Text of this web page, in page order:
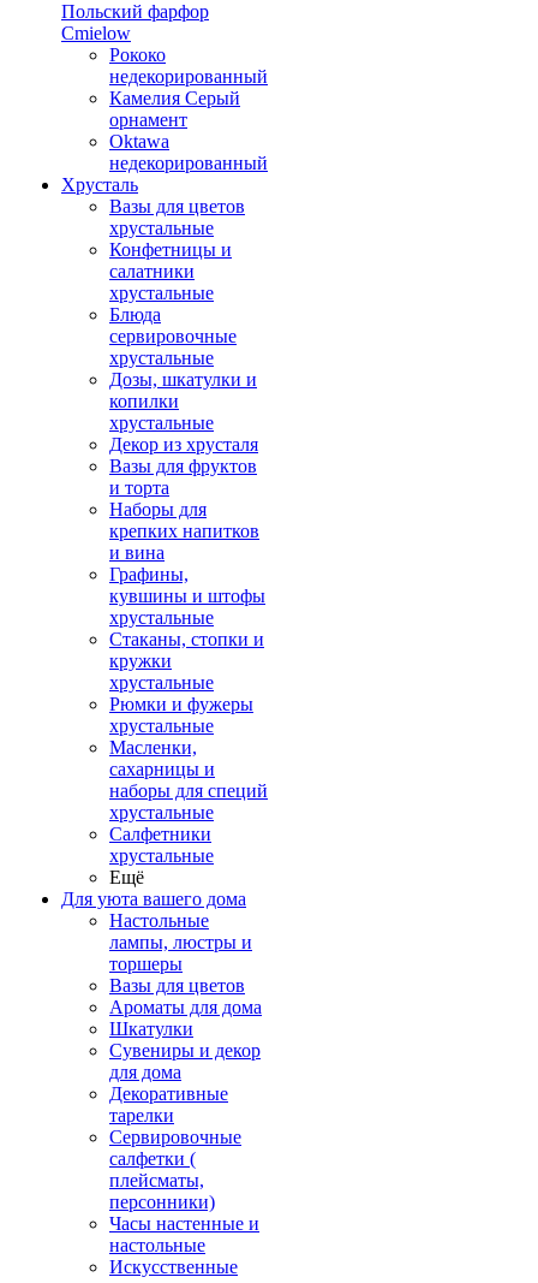
Польский фарфор
Сmielow
Рококо
недекорированный
Камелия Серый
орнамент
Oktawa
недекорированный
Хрусталь
Вазы для цветов
хрустальные
Конфетницы и
салатники
хрустальные
Блюда
сервировочные
хрустальные
Дозы, шкатулки и
копилки
хрустальные
Декор из хрусталя
Вазы для фруктов
и торта
Наборы для
крепких напитков
и вина
Графины,
кувшины и штофы
хрустальные
Стаканы, стопки и
кружки
хрустальные
Рюмки и фужеры
хрустальные
Масленки,
сахарницы и
наборы для специй
хрустальные
Салфетники
хрустальные
Ещё
Для уюта вашего дома
Настольные
лампы, люстры и
торшеры
Вазы для цветов
Ароматы для дома
Шкатулки
Сувениры и декор
для дома
Декоративные
тарелки
Сервировочные
салфетки (
плейсматы,
персонники)
Часы настенные и
настольные
Искусственные